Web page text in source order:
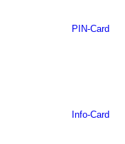
PIN-Card
Info-Card